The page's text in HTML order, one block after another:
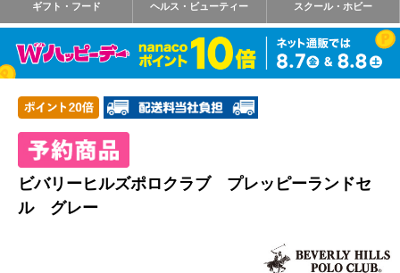
ギフト・フード ヘルス・ビューティー スクール・ホビー
ビバリーヒルズポロクラブ プレッピーランドセ
ル グレー